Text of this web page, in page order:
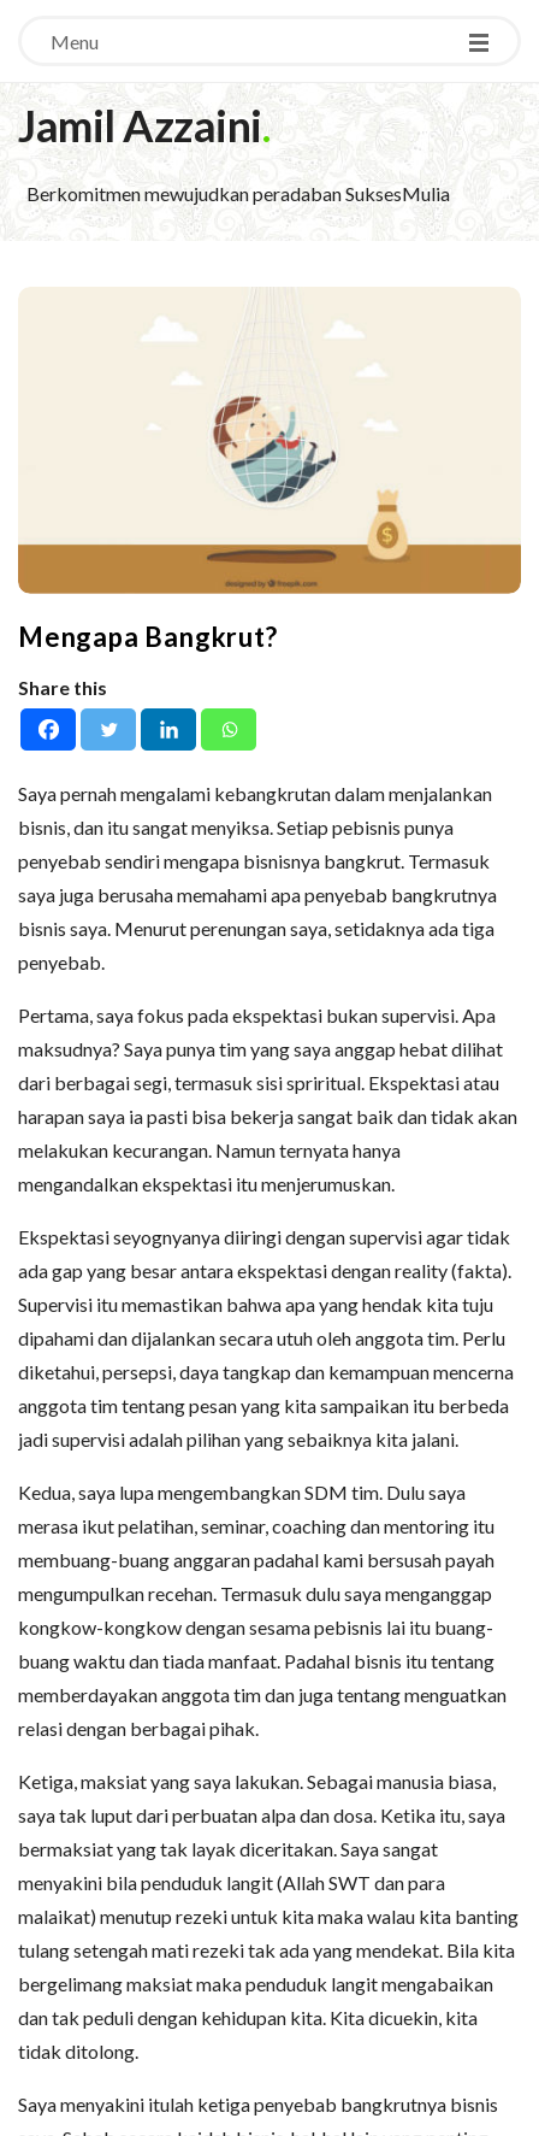
Menu
Jamil Azzaini.
Berkomitmen mewujudkan peradaban SuksesMulia
Mengapa Bangkrut?
Share this
Saya pernah mengalami kebangkrutan dalam menjalankan
bisnis, dan itu sangat menyiksa. Setiap pebisnis punya
penyebab sendiri mengapa bisnisnya bangkrut. Termasuk
saya juga berusaha memahami apa penyebab bangkrutnya
bisnis saya. Menurut perenungan saya, setidaknya ada tiga
penyebab.
Pertama, saya fokus pada ekspektasi bukan supervisi. Apa
maksudnya? Saya punya tim yang saya anggap hebat dilihat
dari berbagai segi, termasuk sisi spriritual. Ekspektasi atau
harapan saya ia pasti bisa bekerja sangat baik dan tidak akan
melakukan kecurangan. Namun ternyata hanya
mengandalkan ekspektasi itu menjerumuskan.
Ekspektasi seyognyanya diiringi dengan supervisi agar tidak
ada gap yang besar antara ekspektasi dengan reality (fakta).
Supervisi itu memastikan bahwa apa yang hendak kita tuju
dipahami dan dijalankan secara utuh oleh anggota tim. Perlu
diketahui, persepsi, daya tangkap dan kemampuan mencerna
anggota tim tentang pesan yang kita sampaikan itu berbeda
jadi supervisi adalah pilihan yang sebaiknya kita jalani.
Kedua, saya lupa mengembangkan SDM tim. Dulu saya
merasa ikut pelatihan, seminar, coaching dan mentoring itu
membuang-buang anggaran padahal kami bersusah payah
mengumpulkan recehan. Termasuk dulu saya menganggap
kongkow-kongkow dengan sesama pebisnis lai itu buang-
buang waktu dan tiada manfaat. Padahal bisnis itu tentang
memberdayakan anggota tim dan juga tentang menguatkan
relasi dengan berbagai pihak.
Ketiga, maksiat yang saya lakukan. Sebagai manusia biasa,
saya tak luput dari perbuatan alpa dan dosa. Ketika itu, saya
bermaksiat yang tak layak diceritakan. Saya sangat
menyakini bila penduduk langit (Allah SWT dan para
malaikat) menutup rezeki untuk kita maka walau kita banting
tulang setengah mati rezeki tak ada yang mendekat. Bila kita
bergelimang maksiat maka penduduk langit mengabaikan
dan tak peduli dengan kehidupan kita. Kita dicuekin, kita
tidak ditolong.
Saya menyakini itulah ketiga penyebab bangkrutnya bisnis